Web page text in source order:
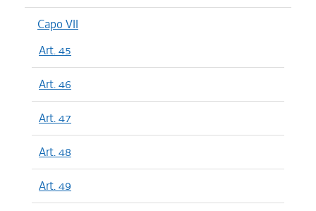
Capo VII
Art. 45
Art. 46
Art. 47
Art. 48
Art. 49